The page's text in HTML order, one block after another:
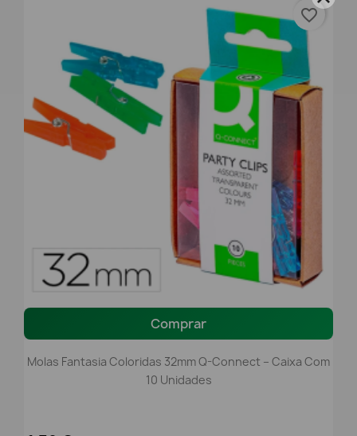
Comprar
Molas Fantasia Coloridas 32mm Q-Connect – Caixa Com
10 Unidades
favorite_border